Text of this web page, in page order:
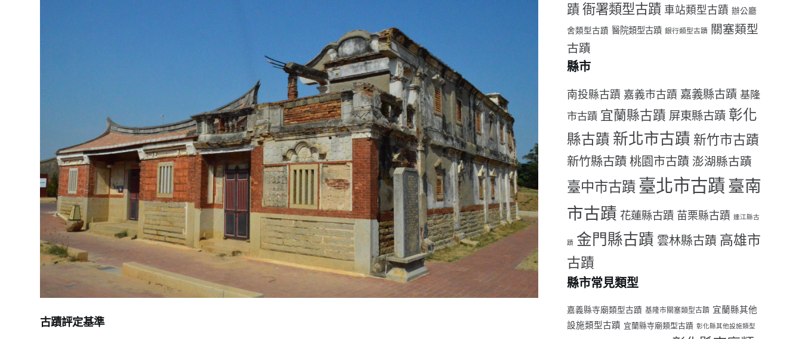
古蹟評定基準
蹟 衙署類型古蹟 車站類型古蹟 辦公廳
舍類型古蹟 醫院類型古蹟 銀行類型古蹟 關塞類型
古蹟
縣市
南投縣古蹟 嘉義市古蹟 嘉義縣古蹟 基隆
市古蹟 宜蘭縣古蹟 屏東縣古蹟 彰化
縣古蹟 新北市古蹟 新竹市古蹟
新竹縣古蹟 桃園市古蹟 澎湖縣古蹟
臺中市古蹟 臺北市古蹟臺南
市古蹟 花蓮縣古蹟 苗栗縣古蹟 連江縣古
蹟 金門縣古蹟 雲林縣古蹟 高雄市
古蹟
縣市常見類型
嘉義縣寺廟類型古蹟 基隆市關塞類型古蹟 宜蘭縣其他
設施類型古蹟 宜蘭縣寺廟類型古蹟 彰化縣其他設施類型